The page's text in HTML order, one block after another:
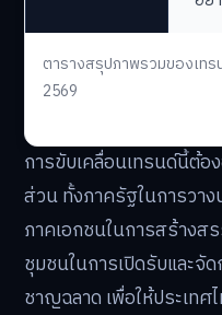
ตารางสรุปภาพรวมของเทร
2569
การขับเคลื่อนเทรนด์นี้ต้
ส่วน ทั้งภาครัฐในการวา
ภาคเอกชนในการสร้าง
ชุมชนในการเปิดรับและจั
ชาญฉลาด เพื่อให้ประเทศ